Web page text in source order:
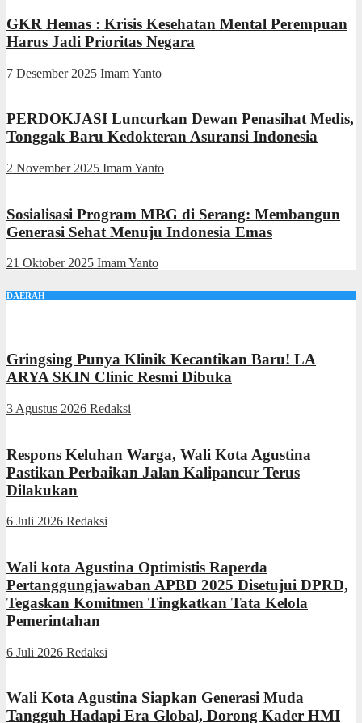
GKR Hemas : Krisis Kesehatan Mental Perempuan
Harus Jadi Prioritas Negara
7 Desember 2025 Imam Yanto
PERDOKJASI Luncurkan Dewan Penasihat Medis,
Tonggak Baru Kedokteran Asuransi Indonesia
2 November 2025 Imam Yanto
Sosialisasi Program MBG di Serang: Membangun
Generasi Sehat Menuju Indonesia Emas
21 Oktober 2025 Imam Yanto
DAERAH
Gringsing Punya Klinik Kecantikan Baru! LA
ARYA SKIN Clinic Resmi Dibuka
3 Agustus 2026 Redaksi
Respons Keluhan Warga, Wali Kota Agustina
Pastikan Perbaikan Jalan Kalipancur Terus
Dilakukan
6 Juli 2026 Redaksi
Wali kota Agustina Optimistis Raperda
Pertanggungjawaban APBD 2025 Disetujui DPRD,
Tegaskan Komitmen Tingkatkan Tata Kelola
Pemerintahan
6 Juli 2026 Redaksi
Wali Kota Agustina Siapkan Generasi Muda
Tangguh Hadapi Era Global, Dorong Kader HMI